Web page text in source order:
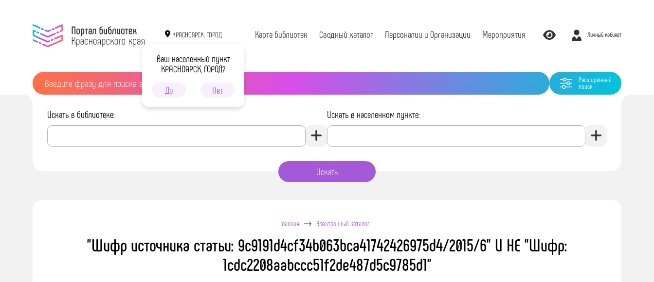
КРАСНОЯРСК, ГОРОД
Ваш населенный пункт
КРАСНОЯРСК, ГОРОД?
Да
Нет
Карта библиотек Сводный каталог Персоналии и Организации Мероприятия Личный кабинет
Расширенный
поиск
Искать в библиотеке: Искать в населенном пункте:
Главная Электронный каталог
"Шифр источника статьи: 9c9191d4cf34b063bca41742426975d4/2015/6" И НЕ "Шифр:
1cdc2208aabccc51f2de487d5c9785d1"